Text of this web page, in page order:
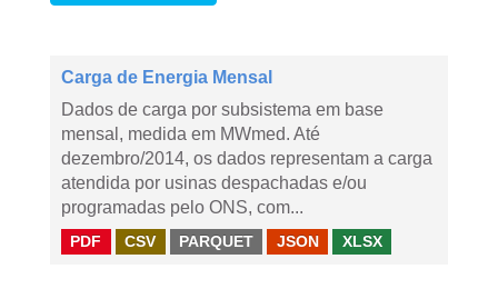
Carga de Energia Mensal
Dados de carga por subsistema em base
mensal, medida em MWmed. Até
dezembro/2014, os dados representam a carga
atendida por usinas despachadas e/ou
programadas pelo ONS, com...
PDF CSV PARQUET JSON XLSX